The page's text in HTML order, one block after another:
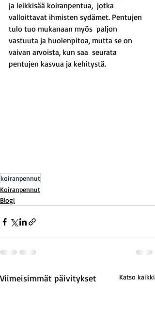
ja leikkisää koiranpentua,  jotka
valloittavat ihmisten sydämet. Pentujen
tulo tuo mukanaan myös  paljon
vastuuta ja huolenpitoa, mutta se on
vaivan arvoista, kun saa  seurata
pentujen kasvua ja kehitystä.
koiranpennut
Koiranpennut
Blogi
Viimeisimmät päivitykset Katso kaikki